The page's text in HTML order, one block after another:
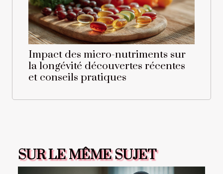
Impact des micro-nutriments sur
la longévité découvertes récentes
et conseils pratiques
SUR LE MÊME SUJET